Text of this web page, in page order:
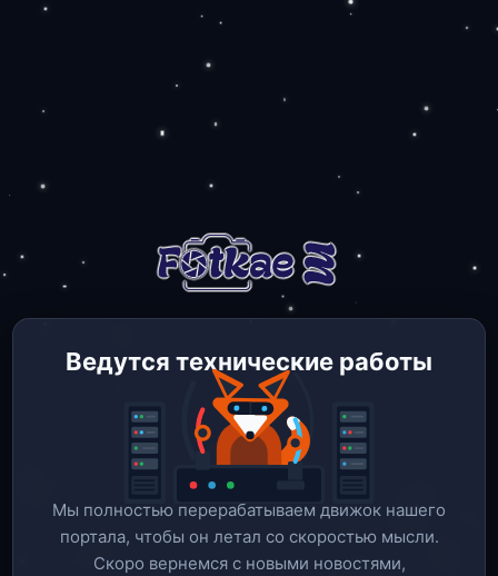
Ведутся технические работы
Мы полностью перерабатываем движок нашего
портала, чтобы он летал со скоростью мысли.
Скоро вернемся c новыми новостями,